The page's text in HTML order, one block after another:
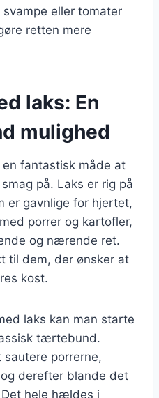
eller tomater
retten mere
laks: En
mulighed
fantastisk måde at
på. Laks er rig på
er gavnlige for hjertet,
porrer og kartofler,
og nærende ret.
til dem, der ønsker at
kost.
laks kan man starte
tærtebund.
sautere porrerne,
derefter blande det
hele hældes i